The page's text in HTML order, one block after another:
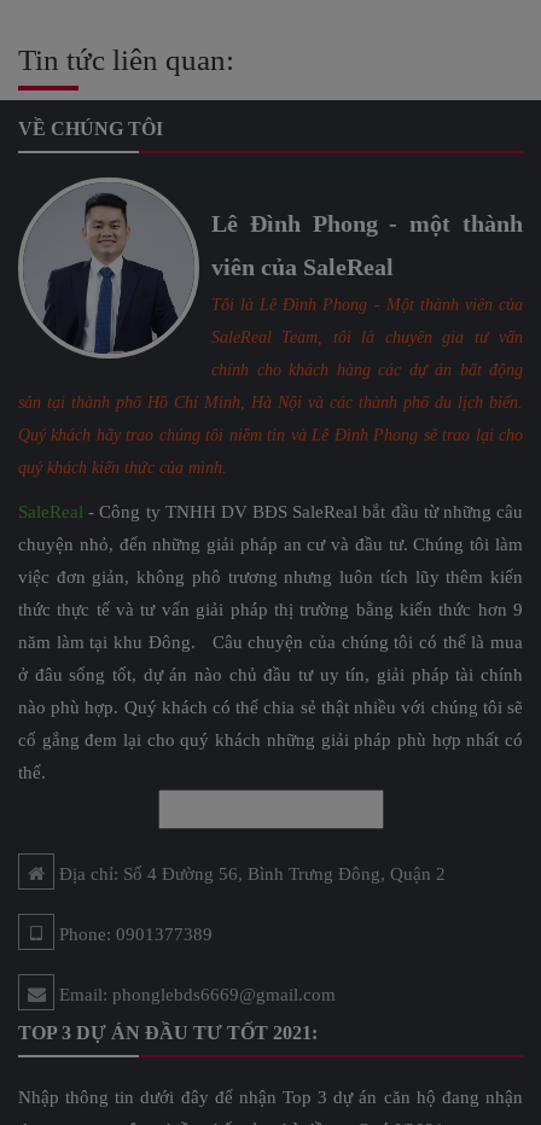
Tin tức liên quan:
VỀ CHÚNG TÔI
Lê Đình Phong - một thành
viên của SaleReal
Tôi là Lê Đình Phong - Một thành viên của
SaleReal Team, tôi là chuyên gia tư vấn
chính cho khách hàng các dự án bất động
sản tại thành phố Hồ Chí Minh, Hà Nội và các thành phố du lịch biển.
Quý khách hãy trao chúng tôi niềm tin và Lê Đình Phong sẽ trao lại cho
quý khách kiến thức của mình.
SaleReal - Công ty TNHH DV BĐS SaleReal bắt đầu từ những câu
chuyện nhỏ, đến những giải pháp an cư và đầu tư. Chúng tôi làm
việc đơn giản, không phô trương nhưng luôn tích lũy thêm kiến
thức thực tế và tư vấn giải pháp thị trường bằng kiến thức hơn 9
năm làm tại khu Đông. Câu chuyện của chúng tôi có thể là mua
ở đâu sống tốt, dự án nào chủ đầu tư uy tín, giải pháp tài chính
nào phù hợp. Quý khách có thể chia sẻ thật nhiều với chúng tôi sẽ
cố gắng đem lại cho quý khách những giải pháp phù hợp nhất có
thể.
Địa chỉ: Số 4 Đường 56, Bình Trưng Đông, Quận 2
Phone: 0901377389
Email: phonglebds6669@gmail.com
TOP 3 DỰ ÁN ĐẦU TƯ TỐT 2021:
Nhập thông tin dưới đây để nhận Top 3 dự án căn hộ đang nhận